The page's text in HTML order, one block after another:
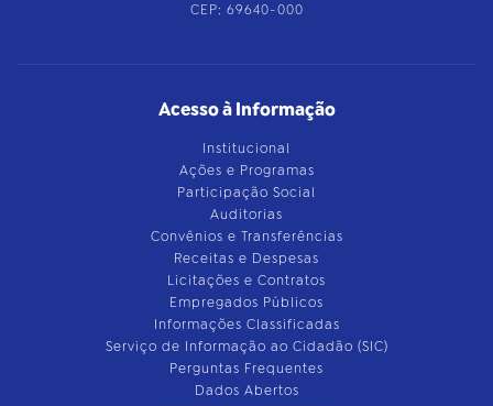
CEP: 69640-000
Acesso à Informação
Institucional
Ações e Programas
Participação Social
Auditorias
Convênios e Transferências
Receitas e Despesas
Licitações e Contratos
Empregados Públicos
Informações Classificadas
Serviço de Informação ao Cidadão (SIC)
Perguntas Frequentes
Dados Abertos